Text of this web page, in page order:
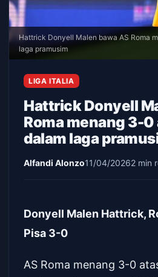
Hattrick Donyell Malen bawa AS Roma
laga pramusim
LIGA ITALIA
Hattrick Donyell
Roma menang 3-0
dalam laga
Alfandi Alonzo11/04/20262 min
Donyell Malen Hattrick,
Pisa 3-0
AS Roma menang 3-0